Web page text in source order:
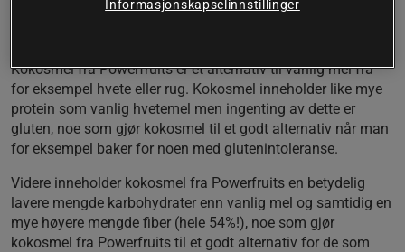
Høyt innhold av fiber
Kokosmel fra Powerfruits er et alternativ til vanlig mel fra
for eksempel hvete eller rug. Kokosmel inneholder like mye
protein som vanlig hvetemel men ingenting av dette er
gluten, noe som gjør kokosmel til et godt alternativ når man
for eksempel baker for noen med glutenintoleranse.
Videre inneholder kokosmel fra Powerfruits en betydelig
lavere mengde karbohydrater enn vanlig mel og samtidig en
mye høyere mengde fiber (hele 54%!), noe som gjør
kokosmel fra Powerfruits til et godt alternativ for de som
Informasjonskapselinnstillinger